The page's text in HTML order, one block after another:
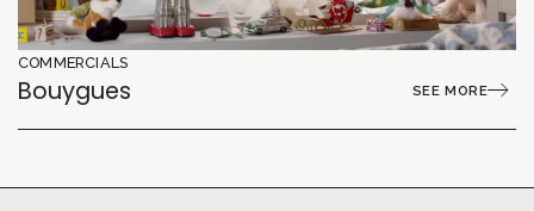
COMMERCIALS
Bouygues SEE MORE